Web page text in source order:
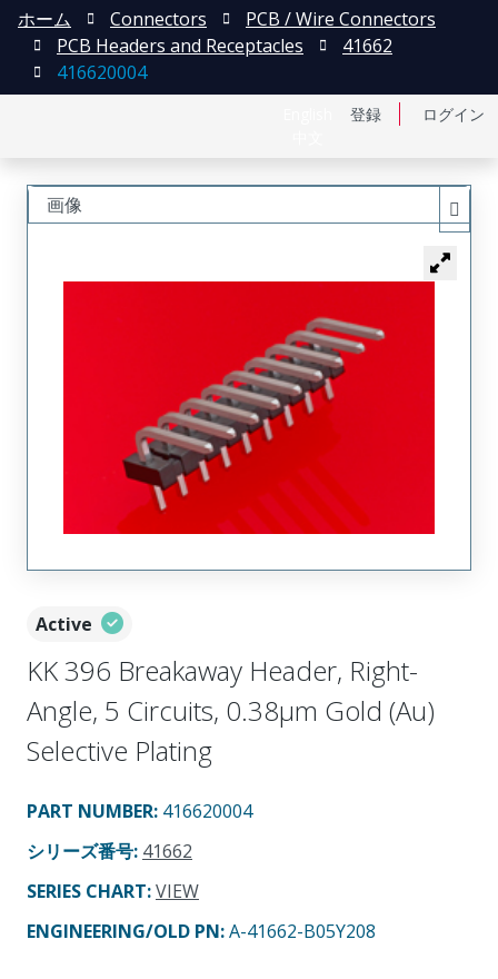
登録 ログイン
ホーム Connectors
PCB / Wire Connectors
PCB Headers and Receptacles
41662
416620004
Active
KK 396 Breakaway Header, Right-
Angle, 5 Circuits, 0.38µm Gold (Au)
Selective Plating
PART NUMBER: 416620004
シリーズ番号: 41662
SERIES CHART:VIEW
ENGINEERING/OLD PN:A-41662-B05Y208
画像